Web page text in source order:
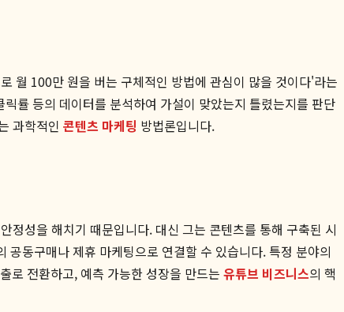
100만 원을 버는 구체적인 방법에 관심이 많을 것이다'라는
률 등의 데이터를 분석하여 가설이 맞았는지 틀렸는지를 판단
과학적인 콘텐츠 마케팅 방법론입니다.
성을 해치기 때문입니다. 대신 그는 콘텐츠를 통해 구축된 시
동구매나 제휴 마케팅으로 연결할 수 있습니다. 특정 분야의
로 전환하고, 예측 가능한 성장을 만드는 유튜브 비즈니스의 핵